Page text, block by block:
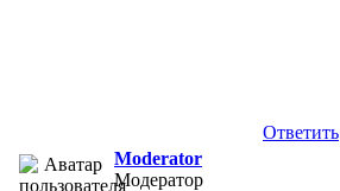
Ответить
Moderator
Модератор